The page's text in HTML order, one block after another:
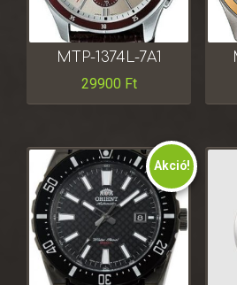
MTP-1374L-7A1
29900 Ft
Akció!